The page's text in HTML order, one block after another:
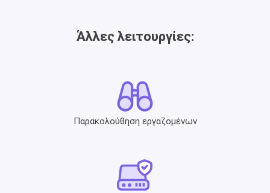
Άλλες λειτουργίες:
Παρακολούθηση εργαζομένων